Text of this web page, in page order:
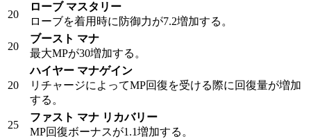
20
ローブ マスタリー
ローブを着用時に防御力が7.2増加する。
20
ブースト マナ
最大MPが30増加する。
20
ハイヤー マナゲイン
リチャージによってMP回復を受ける際に回復量が増加
する。
25
ファスト マナ リカバリー
MP回復ボーナスが1.1増加する。